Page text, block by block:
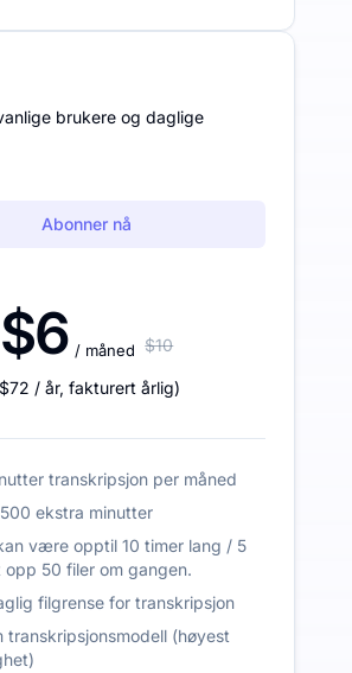
brukere og daglige
Abonner nå
$6 / måned $10
$72 / år, fakturert årlig)
transkripsjon per måned
ekstra minutter
være opptil 10 timer lang / 5
opp 50 filer om gangen.
filgrense for transkripsjon
transkripsjonsmodell (høyest